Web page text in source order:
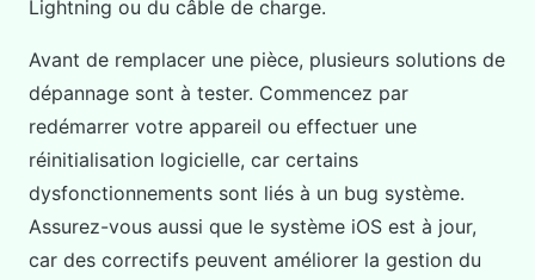
Lightning ou du câble de charge.
Avant de remplacer une pièce, plusieurs solutions de
dépannage sont à tester. Commencez par
redémarrer votre appareil ou effectuer une
réinitialisation logicielle, car certains
dysfonctionnements sont liés à un bug système.
Assurez-vous aussi que le système iOS est à jour,
car des correctifs peuvent améliorer la gestion du